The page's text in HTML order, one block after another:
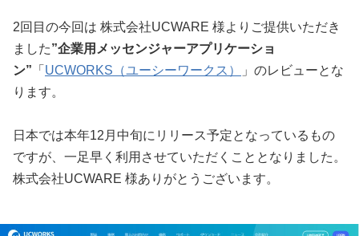
2回目の今回は 株式会社UCWARE 様よりご提供いただき
ました”企業用メッセンジャーアプリケーショ
ン” 「 UCWORKS（ユーシーワークス）
」のレビューとな
ります。
日本では本年12月中旬にリリース予定となっているもの
ですが、一足早く利用させていただくこととなりました。
株式会社UCWARE 様ありがとうございます。